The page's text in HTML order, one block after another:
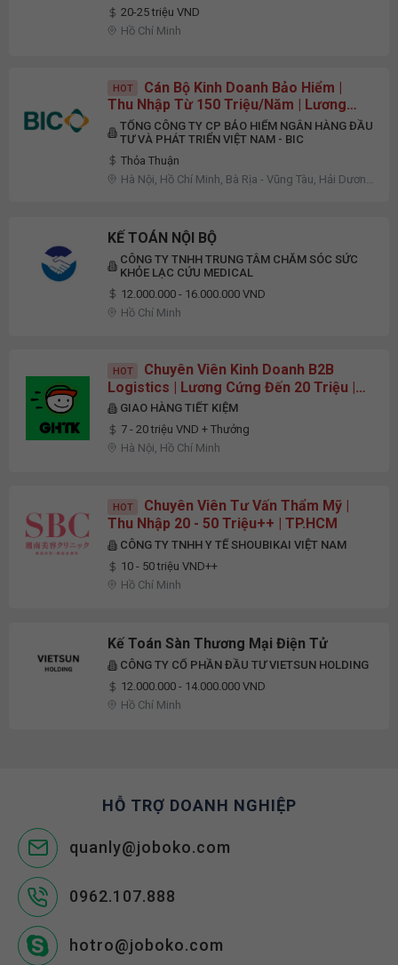
20-25 triệu VND
Hồ Chí Minh
HOT
Cán Bộ Kinh Doanh Bảo Hiểm |
Thu Nhập Từ 150 Triệu/Năm | Lương
Cứng Không Phụ Thuộc Doanh Số
TỔNG CÔNG TY CP BẢO HIỂM NGÂN HÀNG ĐẦU
TƯ VÀ PHÁT TRIỂN VIỆT NAM - BIC
Thỏa Thuận
Hà Nội, Hồ Chí Minh, Bà Rịa - Vũng Tàu, Hải Dương,
KẾ TOÁN NỘI BỘ
CÔNG TY TNHH TRUNG TÂM CHĂM SÓC SỨC
KHỎE LẠC CỨU MEDICAL
12.000.000 - 16.000.000 VND
Hồ Chí Minh
HOT
Chuyên Viên Kinh Doanh B2B
Logistics | Lương Cứng Đến 20 Triệu |
Tối Thiểu 1 Năm Kinh Nghiệm
GIAO HÀNG TIẾT KIỆM
7 - 20 triệu VND + Thưởng
Hà Nội, Hồ Chí Minh
HOT
Chuyên Viên Tư Vấn Thẩm Mỹ |
Thu Nhập 20 - 50 Triệu++ | TP.HCM
CÔNG TY TNHH Y TẾ SHOUBIKAI VIỆT NAM
10 - 50 triệu VND++
Hồ Chí Minh
Kế Toán Sàn Thương Mại Điện Tử
CÔNG TY CỔ PHẦN ĐẦU TƯ VIETSUN HOLDING
12.000.000 - 14.000.000 VND
Hồ Chí Minh
HỖ TRỢ DOANH NGHIỆP
quanly@joboko.com
0962.107.888
hotro@joboko.com